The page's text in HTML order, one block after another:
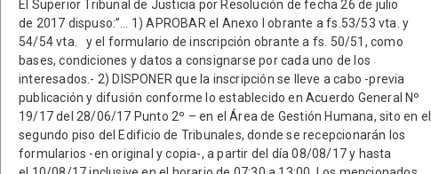
El Superior Tribunal de Justicia por Resolución de fecha 26 de julio
de 2017 dispuso:”… 1) APROBAR el Anexo I obrante a fs.53/53 vta. y
54/54 vta. y el formulario de inscripción obrante a fs. 50/51, como
bases, condiciones y datos a consignarse por cada uno de los
interesados.- 2) DISPONER que la inscripción se lleve a cabo -previa
publicación y difusión conforme lo establecido en Acuerdo General Nº
19/17 del 28/06/17 Punto 2º – en el Área de Gestión Humana, sito en el
segundo piso del Edificio de Tribunales, donde se recepcionarán los
formularios -en original y copia-, a partir del día 08/08/17 y hasta